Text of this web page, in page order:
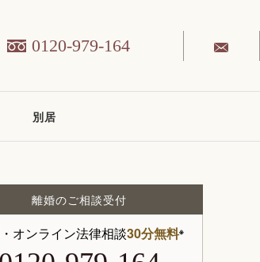
0120-979-164
別居
離婚のご相談受付
オンライン法律相談30分無料※